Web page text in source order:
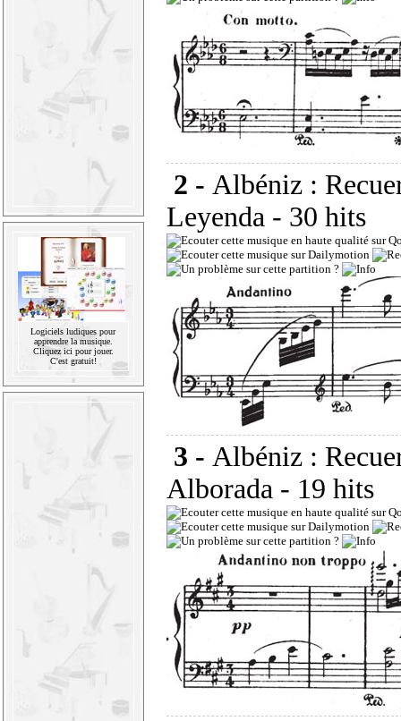
Logiciels ludiques pour
apprendre la musique.
Cliquez ici pour jouer.
C'est gratuit!
2 - Albéniz :
Leyenda - 30 hits
3 - Albéniz :
Alborada - 19 hits